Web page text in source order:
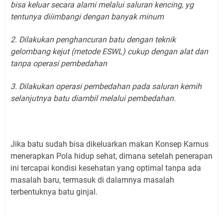
bisa keluar secara alami melalui saluran kencing, yg
tentunya diiimbangi dengan banyak minum
2. Dilakukan penghancuran batu dengan teknik
gelombang kejut (metode ESWL) cukup dengan alat dan
tanpa operasi pembedahan
3. Dilakukan operasi pembedahan pada saluran kemih
selanjutnya batu diambil melalui pembedahan.
Jika batu sudah bisa dikeluarkan makan Konsep Karnus
menerapkan Pola hidup sehat, dimana setelah penerapan
ini tercapai kondisi kesehatan yang optimal tanpa ada
masalah baru, termasuk di dalamnya masalah
terbentuknya batu ginjal.